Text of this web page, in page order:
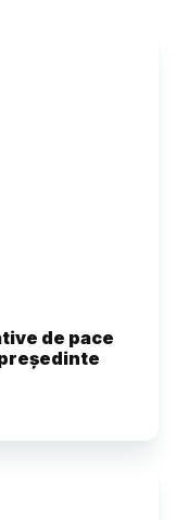
de pace